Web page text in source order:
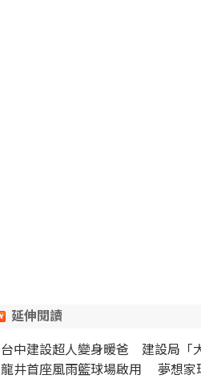
延伸閱讀
台中建設超人變身暖爸 建設局「
龍井首座風雨籃球場啟用 夢想家